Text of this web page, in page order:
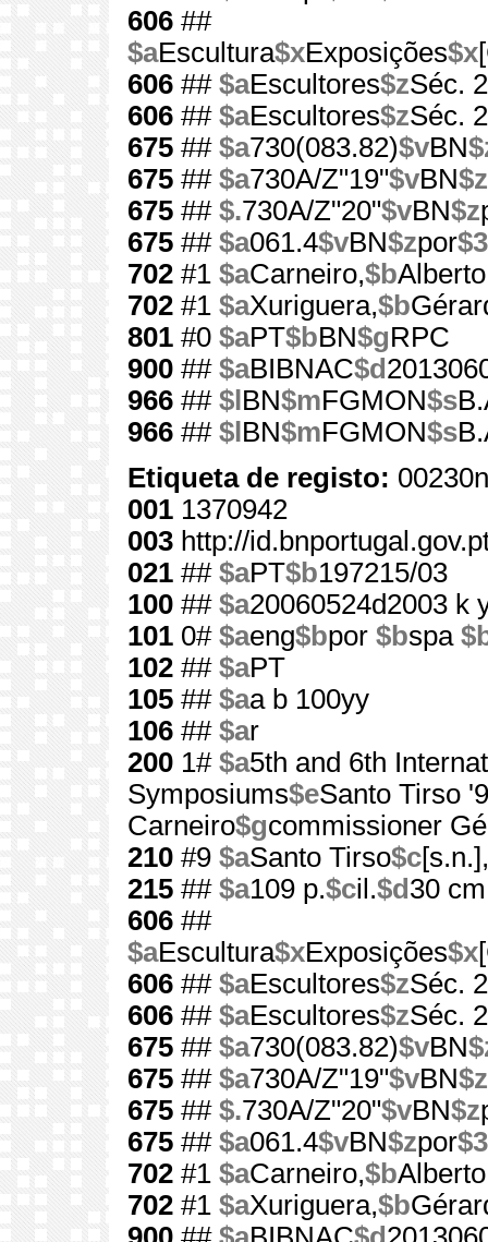
606 ##
$aEscultura$xExposições$x
606 ## $aEscultores$zSéc.
606 ## $aEscultores$zSéc.
675 ## $a730(083.82)$vBN
675 ## $a730A/Z"19"$vBN$z
675 ## $.730A/Z"20"$vBN$z
675 ## $a061.4$vBN$zpor$3
702 #1 $aCarneiro,$b
702 #1 $aXuriguera,$b
801 #0 $aPT$bBN$gRPC
900 ## $aBIBNAC$d
966 ## $l BN$mFGMON$s
966 ## $l BN$mFGMON$s
Etiqueta de registo:
001 1370942
003 http://
021 ## $aPT$b197215/03
100 ## $a20060524d2003 k
101 0# $aeng$bpor $bspa
102 ## $aPT
105 ## $aa b 100yy
106 ## $ar
200 1# $a5th and 6th
Symposiums$eSanto Tirso
Carneiro$gcommissioner
210 #9 $aSanto Tirso$c[s.n.],
215 ## $a109 p.$cil.$d 30 cm
606 ##
$aEscultura$xExposições$x
606 ## $aEscultores$zSéc.
606 ## $aEscultores$zSéc.
675 ## $a730(083.82)$vBN
675 ## $a730A/Z"19"$vBN$z
675 ## $.730A/Z"20"$vBN$z
675 ## $a061.4$vBN$zpor$3
702 #1 $aCarneiro,$b
702 #1 $aXuriguera,$b